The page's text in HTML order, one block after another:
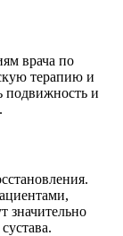
врача по
терапию и
подвижность и
значительно